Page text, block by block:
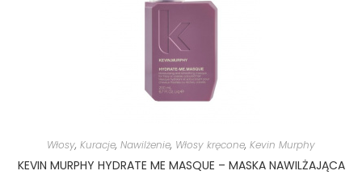
Włosy, Kuracje, Nawilżenie, Włosy kręcone, Kevin Murphy
KEVIN MURPHY HYDRATE ME MASQUE – MASKA NAWILŻAJĄCA